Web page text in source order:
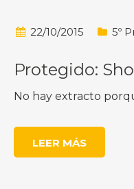
22/10/2015 5º
Protegido:
No hay extracto
LEER MÁS